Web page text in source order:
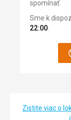
spomínať.
Sme k
22:00.
Zistite viac o